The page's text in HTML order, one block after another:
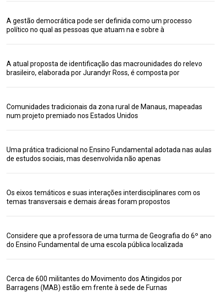
A gestão democrática pode ser definida como um processo
político no qual as pessoas que atuam na e sobre à
A atual proposta de identificação das macrounidades do relevo
brasileiro, elaborada por Jurandyr Ross, é composta por
Comunidades tradicionais da zona rural de Manaus, mapeadas
num projeto premiado nos Estados Unidos
Uma prática tradicional no Ensino Fundamental adotada nas aulas
de estudos sociais, mas desenvolvida não apenas
Os eixos temáticos e suas interações interdisciplinares com os
temas transversais e demais áreas foram propostos
Considere que a professora de uma turma de Geografia do 6º ano
do Ensino Fundamental de uma escola pública localizada
Cerca de 600 militantes do Movimento dos Atingidos por
Barragens (MAB) estão em frente à sede de Furnas